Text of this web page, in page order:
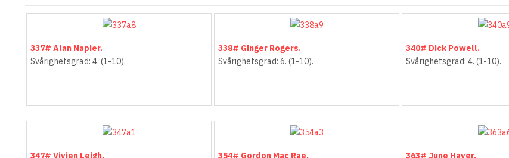
337# Alan Napier.
Svårighetsgrad: 4. (1-10).
338# Ginger Rogers.
Svårighetsgrad: 6. (1-10).
340# Dick Powell.
Svårighetsgrad: 4. (1-10).
347# Vivien Leigh. 354# Gordon Mac Rae. 363# June Haver.